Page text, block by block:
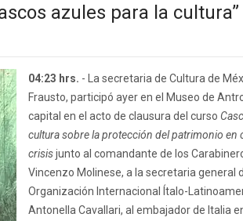
azules para la cultura”
04:23 hrs. - La secretaria de Cultura de
Frausto, participó ayer en el Museo de
capital en el acto de clausura del curso
cultura sobre la protección del patrimonio en
crisisjunto al comandante de los
Vincenzo Molinese, a la secretaria general
Organización Internacional Ítalo-
Antonella Cavallari, al embajador de Italia